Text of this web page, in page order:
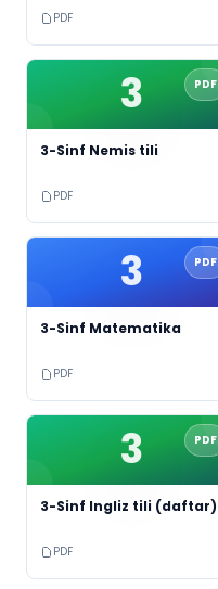
PDF
3 PDF
3-Sinf Nemis tili
PDF
3 PDF
3-Sinf Matematika
PDF
3 PDF
3-Sinf Ingliz tili (daftar)
PDF